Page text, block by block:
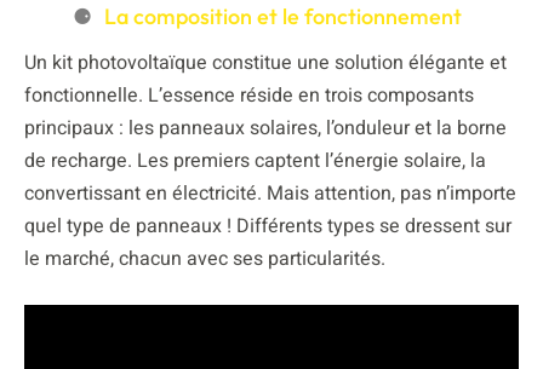
La composition et le fonctionnement
Un kit photovoltaïque constitue une solution élégante et
fonctionnelle. L’essence réside en trois composants
principaux : les panneaux solaires, l’onduleur et la borne
de recharge. Les premiers captent l’énergie solaire, la
convertissant en électricité. Mais attention, pas n’importe
quel type de panneaux ! Différents types se dressent sur
le marché, chacun avec ses particularités.